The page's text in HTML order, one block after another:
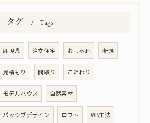
タグ Tags
鹿児島 注文住宅 おしゃれ 断熱
見積もり 間取り こだわり
モデルハウス 自然素材
パッシブデザイン ロフト WB工法